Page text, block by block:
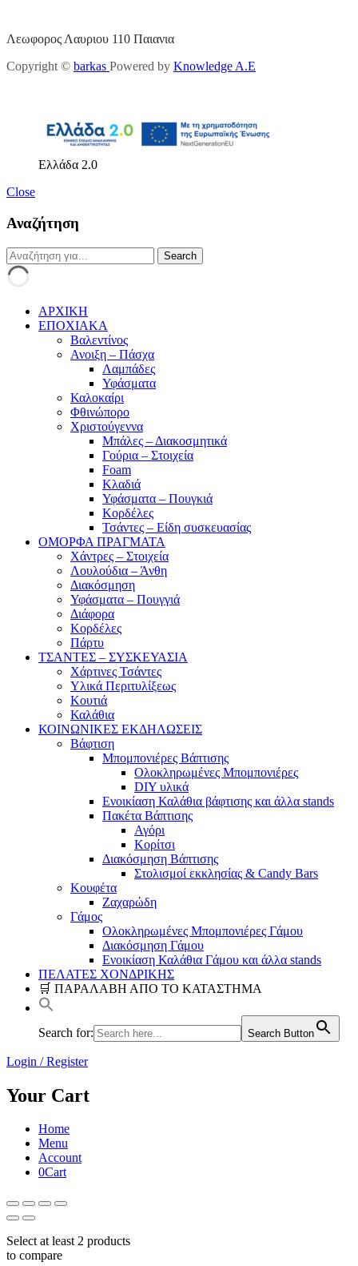
Λεωφορος Λαυριου 110 Παιανια
Copyright © barkas Powered by Knowledge A.E
Ελλάδα 2.0
Close
Αναζήτηση
ΑΡΧΙΚΗ
ΕΠΟΧΙΑΚΑ
Βαλεντίνος
Ανοιξη – Πάσχα
Λαμπάδες
Υφάσματα
Καλοκαίρι
Φθινώπορο
Χριστούγεννα
Μπάλες – Διακοσμητικά
Γούρια – Στοιχεία
Foam
Κλαδιά
Υφάσματα – Πουγκιά
Κορδέλες
Τσάντες – Είδη συσκευασίας
ΟΜΟΡΦΑ ΠΡΑΓΜΑΤΑ
Χάντρες – Στοιχεία
Λουλούδια – Άνθη
Διακόσμηση
Υφάσματα – Πουγγιά
Διάφορα
Κορδέλες
Πάρτυ
ΤΣΑΝΤΕΣ – ΣΥΣΚΕΥΑΣΙΑ
Χάρτινες Τσάντες
Υλικά Περιτυλίξεως
Κουτιά
Καλάθια
ΚΟΙΝΩΝΙΚΕΣ ΕΚΔΗΛΩΣΕΙΣ
Βάφτιση
Μπομπονιέρες Βάπτισης
Ολοκληρωμένες Μπομπονιέρες
DIY υλικά
Ενοικίαση Καλάθια βάφτισης και άλλα stands
Πακέτα Βάπτισης
Αγόρι
Κορίτσι
Διακόσμηση Βάπτισης
Στολισμοί εκκλησίας & Candy Bars
Κουφέτα
Ζαχαρώδη
Γάμος
Ολοκληρωμένες Μπομπονιέρες Γάμου
Διακόσμηση Γάμου
Ενοικίαση Καλάθια Γάμου και άλλα stands
ΠΕΛΑΤΕΣ ΧΟΝΔΡΙΚΗΣ
🛒 ΠΑΡΑΛΑΒΗ ΑΠΟ ΤΟ ΚΑΤΑΣΤΗΜΑ
Search for: Search Button
Login / Register
Your Cart
Home
Menu
Account
0Cart
Select at least 2 products
to compare